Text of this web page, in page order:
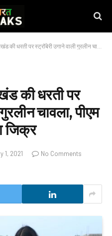
स्ट्रॉबेरी उगाने वाली गुरलीन चावला, पीएम ने मन की बात में किया जिक्र
की धरती पर
चावला, पीएम
जिक्र
1, 2021
No Comments